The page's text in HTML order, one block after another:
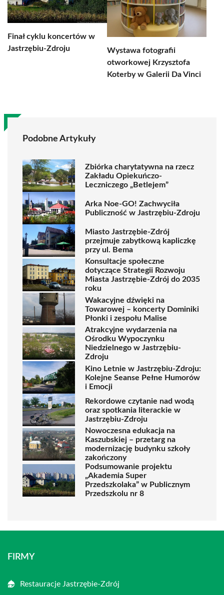
Finał cyklu koncertów w
Jastrzębiu-Zdroju
Wystawa fotografii
otworkowej Krzysztofa
Koterby w Galerii Da Vinci
Podobne Artykuły
Zbiórka charytatywna na rzecz
Zakładu Opiekuńczo-
Leczniczego „Betlejem”
Arka Noe-GO! Zachwyciła
Publiczność w Jastrzębiu-Zdroju
Miasto Jastrzębie-Zdrój
przejmuje zabytkową kapliczkę
przy ul. Bema
Konsultacje społeczne
dotyczące Strategii Rozwoju
Miasta Jastrzębie-Zdrój do 2035
roku
Wakacyjne dźwięki na
Towarowej – koncerty Dominiki
Płonki i zespołu Malise
Atrakcyjne wydarzenia na
Ośrodku Wypoczynku
Niedzielnego w Jastrzębiu-
Zdroju
Kino Letnie w Jastrzębiu-Zdroju:
Kolejne Seanse Pełne Humorów
i Emocji
Rekordowe czytanie nad wodą
oraz spotkania literackie w
Jastrzębiu-Zdroju
Nowoczesna edukacja na
Kaszubskiej – przetarg na
modernizację budynku szkoły
zakończony
Podsumowanie projektu
„Akademia Super
Przedszkolaka” w Publicznym
Przedszkolu nr 8
FIRMY
Restauracje Jastrzębie-Zdrój